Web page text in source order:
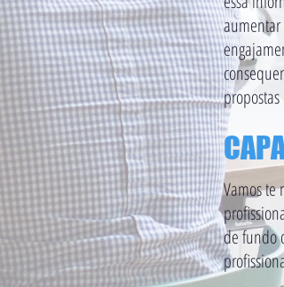
aumentar
propostas
CAPA
Vamos te
de fundo